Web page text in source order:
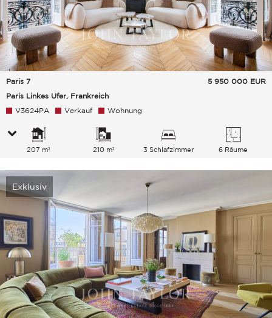
Paris 7
Paris Linkes Ufer, Frankreich
5 950 000 EUR
V3624PA Verkauf Wohnung
207 m² 210 m² 3 Schlafzimmer 6 Räume
Exklusiv